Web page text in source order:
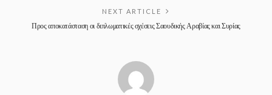
NEXT ARTICLE
Προς αποκατάσταση οι διπλωματικές σχέσεις Σαουδικής Αραβίας και Συρίας